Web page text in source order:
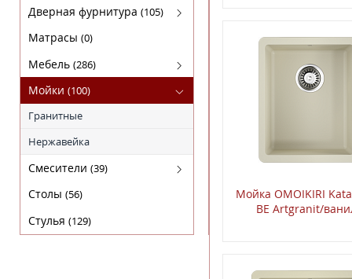
Поверхности электрические
Холодильники
TEKA
МагнаБел
ПРОМЕТ
Сталлер
Амати
Бона
Двери из массива ольхи
Массив сосны
Экошпон STARK
Экошпон DEFORM
Экошпон PORTAS
ЭКОШПОН СЕРИЯ "F"
ЭКОШПОН СЕРИЯ "L"
Дверная фурнитура (105)
Arni (Арни)
Arni Lux
Lockit (Локит)
VELA (ВЕЛА)
Нора-M
Матрасы (0)
Мебель (286)
Комплекты
Кресла
Кровати
Мебель Sheffilton
Мебель для ванных комнат
Прихожие
Мойки (100)
Гранитные
Нержавейка
Смесители (39)
Для кухни
Столы (56)
Стулья (129)
Мойкa OMOIKIRI
BE Artgranit/